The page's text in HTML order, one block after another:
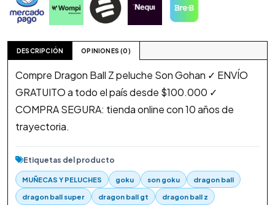
DESCRIPCIÓN OPINIONES (0)
Compre Dragon Ball Z peluche Son Gohan ✓ ENVÍO
GRATUITO a todo el país desde $100.000 ✓
COMPRA SEGURA: tienda online con 10 años de
trayectoria.
Etiquetas del producto
MUÑECAS Y PELUCHES goku son goku dragon ball
dragon ball super dragon ball gt dragon ball z